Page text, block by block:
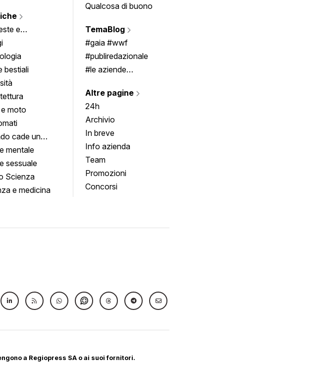
e
bestiali
moto
cade un
mentale
sessuale
Scienza
e medicina
Qualcosa di buono
TemaBlog
#gaia #wwf
#publiredazionale
#le aziende
Altre pagine
24h
Archivio
In breve
Info azienda
Team
Promozioni
Concorsi
a Regiopress SA o ai suoi fornitori.